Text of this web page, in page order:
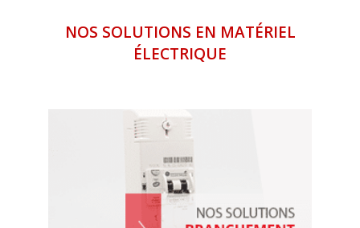
NOS SOLUTIONS EN MATÉRIEL
ÉLECTRIQUE